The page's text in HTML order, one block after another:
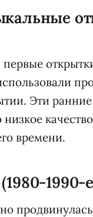
Эти
времени.
1990-